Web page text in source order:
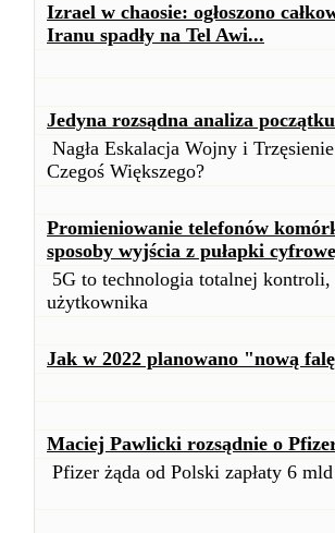
Izrael w chaosie: ogłoszono
Iranu spadły na Tel Awi...
Jedyna rozsądna analiza
Nagła Eskalacja Wojny i
Czegoś Większego?
Promieniowanie telefonów
sposoby wyjścia z pułapki
5G to technologia totalnej
użytkownika
Jak w 2022 planowano "nową
Maciej Pawlicki rozsądnie o
Pfizer żąda od Polski zapłaty 6 mld